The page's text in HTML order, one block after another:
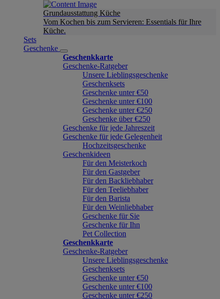
Grundausstattung Küche
Vom Kochen bis zum Servieren: Essentials für Ihre
Küche.
Sets
Geschenke
Geschenkkarte
Geschenke-Ratgeber
Unsere Lieblingsgeschenke
Geschenksets
Geschenke unter €50
Geschenke unter €100
Geschenke unter €250
Geschenke über €250
Geschenke für jede Jahreszeit
Geschenke für jede Gelegenheit
Hochzeitsgeschenke
Geschenkideen
Für den Meisterkoch
Für den Gastgeber
Für den Backliebhaber
Für den Teeliebhaber
Für den Barista
Für den Weinliebhaber
Geschenke für Sie
Geschenke für Ihn
Pet Collection
Geschenkkarte
Geschenke-Ratgeber
Unsere Lieblingsgeschenke
Geschenksets
Geschenke unter €50
Geschenke unter €100
Geschenke unter €250